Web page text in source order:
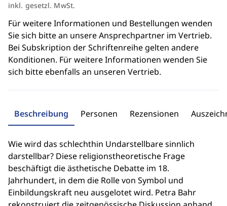
inkl. gesetzl. MwSt.
Für weitere Informationen und Bestellungen wenden
Sie sich bitte an unsere Ansprechpartner im Vertrieb.
Bei Subskription der Schriftenreihe gelten andere
Konditionen. Für weitere Informationen wenden Sie
sich bitte ebenfalls an unseren Vertrieb.
Beschreibung Personen Rezensionen
Wie wird das schlechthin Undarstellbare sinnlich
darstellbar? Diese religionstheoretische Frage
beschäftigt die ästhetische Debatte im 18.
Jahrhundert, in dem die Rolle von Symbol und
Einbildungskraft neu ausgelotet wird. Petra Bahr